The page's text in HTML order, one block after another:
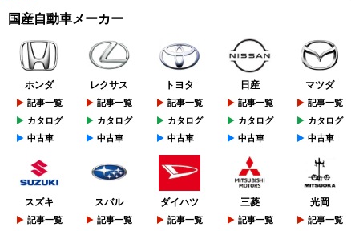
国産自動車メーカー
ホンダ
記事一覧
カタログ
中古車
レクサス
記事一覧
カタログ
中古車
トヨタ
記事一覧
カタログ
中古車
日産
記事一覧
カタログ
中古車
マツダ
記事一覧
カタログ
中古車
スズキ
記事一覧
スバル
記事一覧
ダイハツ
記事一覧
三菱
記事一覧
光岡
記事一覧